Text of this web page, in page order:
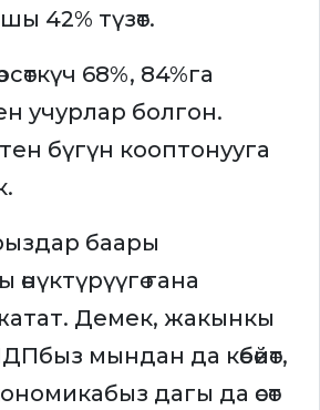
42% түзөт.
68%, 84%га
учурлар болгон.
бүгүн кооптонууга
баары
гана
Демек, жакынкы
мындан да көбөйөт,
дагы да өсөт